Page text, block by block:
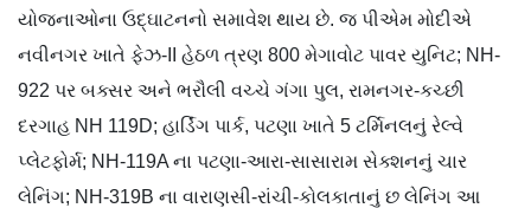
યોજનાઓના ઉદ્ઘાટનનો સમાવેશ થાય છે. જ પીએમ મોદીએ
નવીનગર ખાતે ફેઝ-II હેઠળ ત્રણ 800 મેગાવોટ પાવર યુનિટ; NH-
922 પર બક્સર અને ભરૌલી વચ્ચે ગંગા પુલ, રામનગર-કચ્છી
દરગાહ NH 119D; હાર્ડિંગ પાર્ક, પટણા ખાતે 5 ટર્મિનલનું રેલ્વે
પ્લેટફોર્મ; NH-119A ના પટણા-આરા-સાસારામ સેક્શનનું ચાર
લેનિંગ; NH-319B ના વારાણસી-રાંચી-કોલકાતાનું છ લેનિંગ આ